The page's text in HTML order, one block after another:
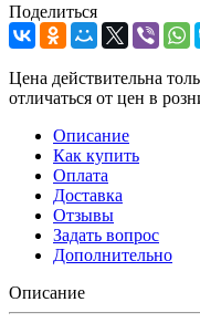
Поделиться
Цена действительна
отличаться от цен в
Описание
Как купить
Оплата
Доставка
Отзывы
Задать вопрос
Дополнительно
Описание